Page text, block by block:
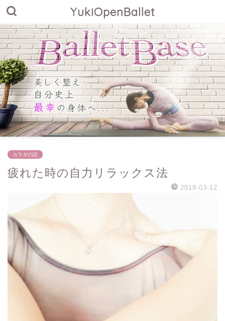
YukiOpenBallet
カラダの話
疲れた時の自力リラックス法
2019-03-12